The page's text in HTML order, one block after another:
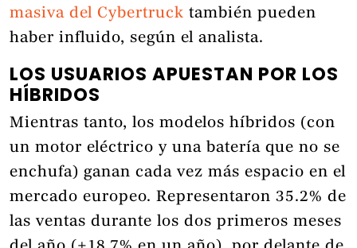
masiva del Cybertruck también pueden
haber influido, según el analista.
LOS USUARIOS APUESTAN POR LOS
HÍBRIDOS
Mientras tanto, los modelos híbridos (con
un motor eléctrico y una batería que no se
enchufa) ganan cada vez más espacio en el
mercado europeo. Representaron 35.2% de
las ventas durante los dos primeros meses